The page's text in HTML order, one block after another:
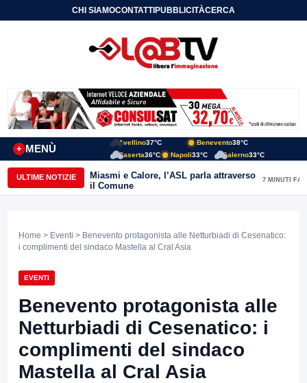
CHI SIAMOCONTATTIPUBBLICITÀCERCA
MENÙ
+
Avellino37°C Benevento38°C
Caserta36°C Napoli33°C Salerno33°C
ULTIME NOTIZIE
Miasmi e Calore, l’ASL parla attraverso
il Comune
7 MINUTI FA
Home > Eventi > Benevento protagonista alle Netturbiadi di Cesenatico:
i complimenti del sindaco Mastella al Cral Asia
EVENTI
Benevento protagonista alle
Netturbiadi di Cesenatico: i
complimenti del sindaco
Mastella al Cral Asia